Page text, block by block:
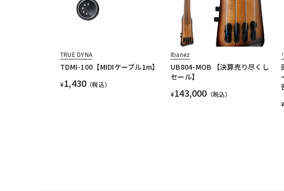
TRUE DYNA
TDMI-100【MIDIケーブル1m】
¥1,430 （税込）
Ibanez
UB804-MOB 【決算売り尽くし
セール】
¥143,000 （税込）
¥